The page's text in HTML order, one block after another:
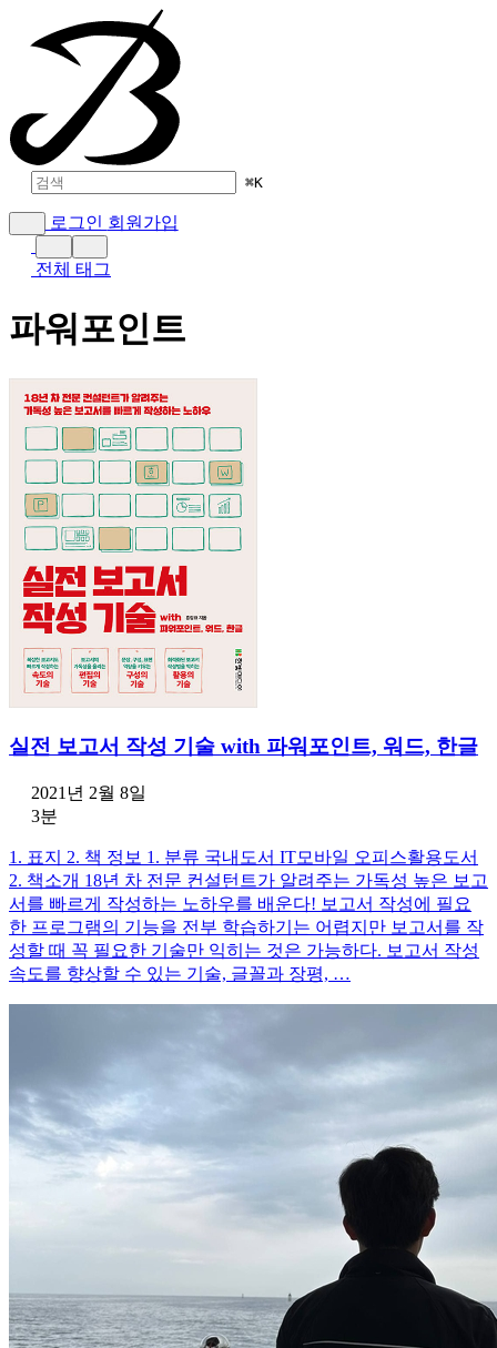
⌘K
로그인 회원가입
전체 태그
파워포인트
실전 보고서 작성 기술 with 파워포인트, 워드, 한글
2021년 2월 8일
3분
1. 표지 2. 책 정보 1. 분류 국내도서 IT모바일 오피스활용도서
2. 책소개 18년 차 전문 컨설턴트가 알려주는 가독성 높은 보고
서를 빠르게 작성하는 노하우를 배운다! 보고서 작성에 필요
한 프로그램의 기능을 전부 학습하기는 어렵지만 보고서를 작
성할 때 꼭 필요한 기술만 익히는 것은 가능하다. 보고서 작성
속도를 향상할 수 있는 기술, 글꼴과 장평, …